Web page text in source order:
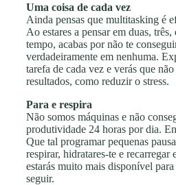
Uma coisa de cada vez
Ainda pensas que multitasking é
Ao estares a pensar em duas,
tempo, acabas por não te
verdadeiramente em nenhuma.
tarefa de cada vez e verás que
resultados, como reduzir o stress.
Para e respira
Não somos máquinas e não
produtividade 24 horas por dia.
Que tal programar pequenas
respirar, hidratares-te e recarregar
estarás muito mais disponível
seguir.